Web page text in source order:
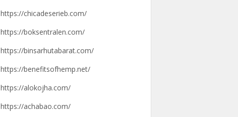
https://chicadeserieb.com/
https://boksentralen.com/
https://binsarhutabarat.com/
https://benefitsofhemp.net/
https://alokojha.com/
https://achabao.com/